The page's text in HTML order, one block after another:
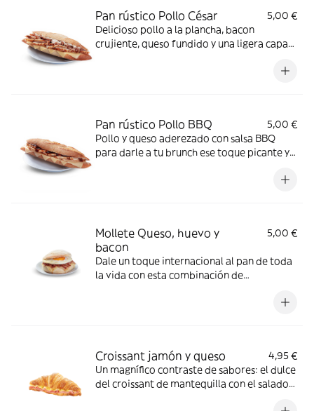
Pan rústico Pollo César
5,00 €
Delicioso pollo a la plancha, bacon
crujiente, queso fundido y una ligera capa
Pan rústico Pollo BBQ
5,00 €
Pollo y queso aderezado con salsa BBQ
para darle a tu brunch ese toque picante y
Mollete Queso, huevo y
bacon
5,00 €
Dale un toque internacional al pan de toda
la vida con esta combinación de
Croissant jamón y queso
4,95 €
Un magnífico contraste de sabores: el dulce
del croissant de mantequilla con el salado